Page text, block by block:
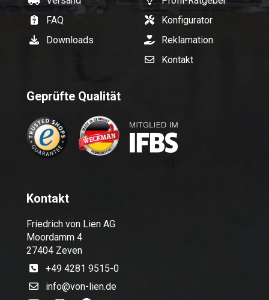
FAQ
Downloads
Konfigurator
Reklamation
Kontakt
Geprüfte Qualität
Kontakt
Friedrich von Lien AG
Moordamm 4
27404 Zeven
+49 4281 9515-0
info@von-lien.de